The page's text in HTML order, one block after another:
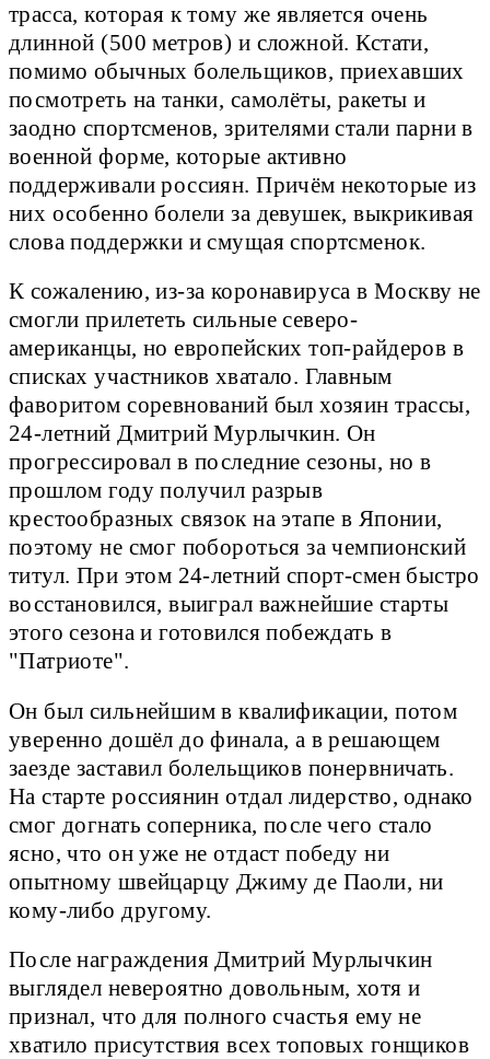
трасса, которая к тому же является очень
длинной (500 метров) и сложной. Кстати,
помимо обычных болельщиков, приехавших
посмотреть на танки, самолёты, ракеты и
заодно спортсменов, зрителями стали парни в
военной форме, которые активно
поддерживали россиян. Причём некоторые из
них особенно болели за девушек, выкрикивая
слова поддержки и смущая спортсменок.
К сожалению, из-за коронавируса в Москву не
смогли прилететь сильные северо-
американцы, но европейских топ-райдеров в
списках участников хватало. Главным
фаворитом соревнований был хозяин трассы,
24-летний Дмитрий Мурлычкин. Он
прогрессировал в последние сезоны, но в
прошлом году получил разрыв
крестообразных связок на этапе в Японии,
поэтому не смог побороться за чемпионский
титул. При этом 24-летний спорт-смен быстро
восстановился, выиграл важнейшие старты
этого сезона и готовился побеждать в
"Патриоте".
Он был сильнейшим в квалификации, потом
уверенно дошёл до финала, а в решающем
заезде заставил болельщиков понервничать.
На старте россиянин отдал лидерство, однако
смог догнать соперника, после чего стало
ясно, что он уже не отдаст победу ни
опытному швейцарцу Джиму де Паоли, ни
кому-либо другому.
После награждения Дмитрий Мурлычкин
выглядел невероятно довольным, хотя и
признал, что для полного счастья ему не
хватило присутствия всех топовых гонщиков